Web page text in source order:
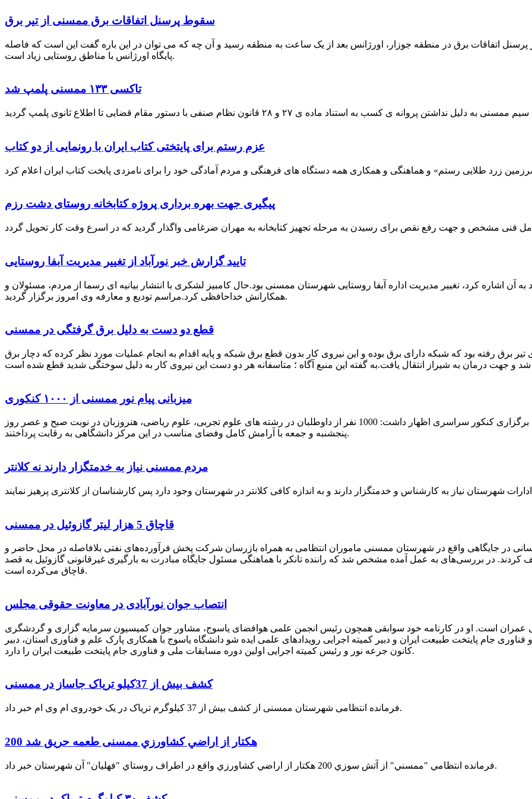
سقوط پرسنل اتفاقات برق ممسنی از تیر برق
اتفاقات برق در منطقه جوزار، اورژانس بعد از یک ساعت به منطقه رسید و آن چه که می توان در این باره گفت این است که فاصله
پایگاه اورژانس با مناطق روستایی زیاد است.
تاکسی ۱۳۳ ممسنی پلمپ شد
عزم رستم برای پایتختی کتاب ایران با رونمایی از دو کتاب
پیگیری جهت بهره برداری پروژه کتابخانه روستای دشت رزم
تایید گزارش خبر نورآباد از تغییر مدیریت آبفا روستایی
چندی پیش نیز خبر نوراباد به آن اشاره کرد، تغییر مدیریت اداره آبفا روستایی شهرستان ممسنی بود.حال کامبیز لشکری با انتشار بیانیه ای رسما از مردم، مسئولان و
همکارانش خداحافظی کرد.مراسم تودیع و معارفه وی امروز برگزار گردید.
قطع دو دست به دلیل برق گرفتگی در ممسنی
برق رفته بود که شبکه دارای برق بوده و این نیروی کار بدون قطع برق شبکه و پایه اقدام به انجام عملیات مورد نظر کرده که دچار برق
میزبانی پیام نور ممسنی از ۱۰۰۰ کنکوری
شهرام رحمانی سرپرست دانشگاه پیام نور ممسنی در خصوص برگزاری کنکور سراسری اظهار داشت: 1000 نفر از داوطلبان در رشته های علوم تجربی، علوم ریاضی، هنروزبان در نوبت صبح و عصر روز
پنجشنبه و جمعه با آرامش کامل وفضای مناسب در این مرکز دانشگاهی به رقابت پرداختند.
مردم ممسنی نیاز به خدمتگزار دارند نه کلانتر
قاچاق 5 هزار لیتر گازوئیل در ممسنی
در جایگاهی واقع در شهرستان ممسنی ماموران انتظامی به همراه بازرسان شرکت پخش فرآورده‌های نفتی بلافاصله در محل حاضر و
حمل می‌کرد، توقیف کردند. در بررسی‌های به عمل آمده مشخص شد که راننده تانکر با هماهنگی مسئول جایگاه مبادرت به بارگیری غیرقانونی گازوئیل به قصد
قاچاق می‌کرده است.
انتصاب جوان نورآبادی در معاونت حقوقی مجلس
عمران است. او در کارنامه خود سوابقی همچون رئیس انجمن علمی هوافضای یاسوج، مشاور جوان کمیسیون سرمایه گزاری و گردشگری
جام پایتخت طبیعت ایران و دبیر کمیته اجرایی رویدادهای علمی ایده شو دانشگاه یاسوج با همکاری پارک علم و فناوری استان، دبیر
کانون جرعه نور و رئیس کمیته اجرایی اولین دوره مسابقات ملی و فناوری جام پایتخت طبیعت ایران را دارد.
کشف بیش از 37کیلو تریاک جاساز در ممسنی
فرمانده انتظامی شهرستان ممسنی از کشف بیش از 37 کیلوگرم تریاک در یک خودروی ام وی ام خبر داد.
200 هكتار از اراضي كشاورزي ممسنی طعمه حریق شد
فرمانده انتظامي "ممسني" از آتش سوزي 200 هكتار از اراضي كشاورزي واقع در اطراف روستاي "فهلیان" آن شهرستان خبر داد.